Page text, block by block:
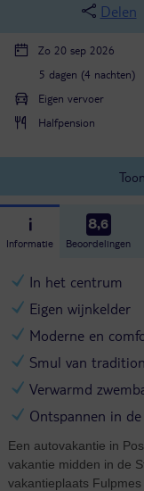
Delen
Zo 20 sep 2026
5 dagen (4 nachten)
Eigen vervoer
Halfpension
Informatie
8,6
Beoordelingen
In het centrum
Eigen wijnkelder
Moderne en
Smul van
Verwarmd
Ontspannen in de
Een autovakantie in
vakantie midden in de
vakantieplaats